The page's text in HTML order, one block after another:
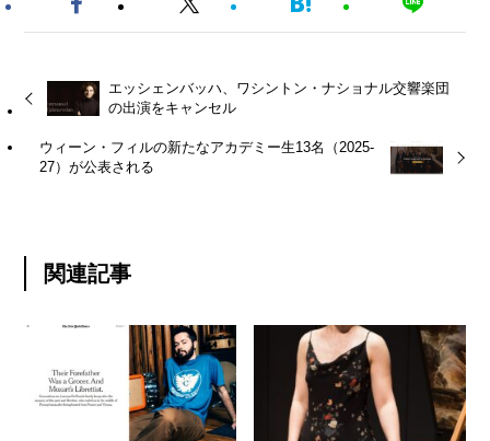
エッシェンバッハ、ワシントン・ナショナル交響楽団
の出演をキャンセル
ウィーン・フィルの新たなアカデミー生13名（2025-
27）が公表される
関連記事